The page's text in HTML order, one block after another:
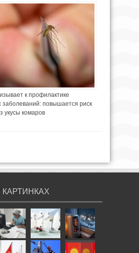
к профилактике
заболеваний: повышается риск
укусы комаров